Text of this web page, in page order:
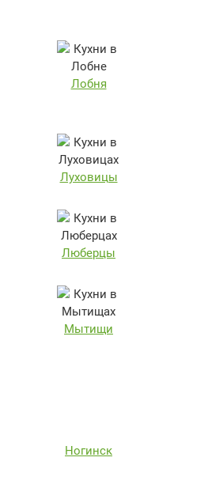
Лобня
Луховицы
Люберцы
Мытищи
Ногинск